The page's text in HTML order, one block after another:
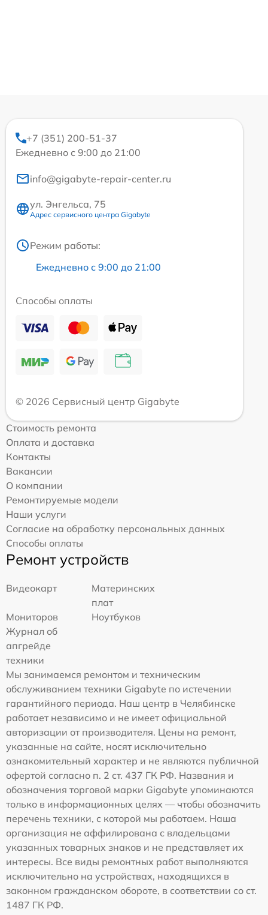
+7 (351) 200-51-37
Ежедневно с 9:00 до 21:00
info@gigabyte-repair-center.ru
ул. Энгельса, 75
Адрес сервисного центра Gigabyte
Режим работы:
Ежедневно с 9:00 до 21:00
Способы оплаты
© 2026 Сервисный центр Gigabyte
Стоимость ремонта
Оплата и доставка
Контакты
Вакансии
О компании
Ремонтируемые модели
Наши услуги
Согласие на обработку персональных данных
Способы оплаты
Ремонт устройств
Видеокарт
Материнских
плат
Мониторов
Ноутбуков
Журнал об
апгрейде
техники
Мы занимаемся ремонтом и техническим
обслуживанием техники Gigabyte по истечении
гарантийного периода. Наш центр в Челябинске
работает независимо и не имеет официальной
авторизации от производителя. Цены на ремонт,
указанные на сайте, носят исключительно
ознакомительный характер и не являются публичной
офертой согласно п. 2 ст. 437 ГК РФ. Названия и
обозначения торговой марки Gigabyte упоминаются
только в информационных целях — чтобы обозначить
перечень техники, с которой мы работаем. Наша
организация не аффилирована с владельцами
указанных товарных знаков и не представляет их
интересы. Все виды ремонтных работ выполняются
исключительно на устройствах, находящихся в
законном гражданском обороте, в соответствии со ст.
1487 ГК РФ.